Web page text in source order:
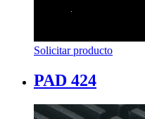
Solicitar producto
PAD 424